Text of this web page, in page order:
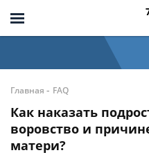
Главная - FAQ
Как наказать
воровство и
матери?